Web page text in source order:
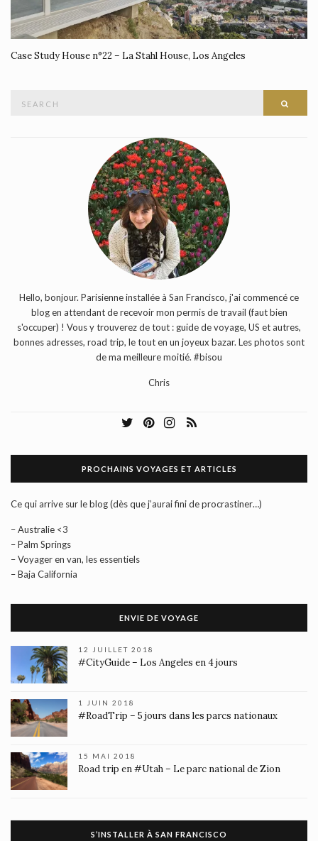
Case Study House n°22 – La Stahl House, Los Angeles
Hello, bonjour. Parisienne installée à San Francisco, j'ai commencé ce
blog en attendant de recevoir mon permis de travail (faut bien
s'occuper) ! Vous y trouverez de tout : guide de voyage, US et autres,
bonnes adresses, road trip, le tout en un joyeux bazar. Les photos sont
de ma meilleure moitié. #bisou
Chris
PROCHAINS VOYAGES ET ARTICLES
Ce qui arrive sur le blog (dès que j’aurai fini de procrastiner…)
– Australie <3
– Palm Springs
– Voyager en van, les essentiels
– Baja California
ENVIE DE VOYAGE
12 JUILLET 2018
#CityGuide – Los Angeles en 4 jours
1 JUIN 2018
#RoadTrip – 5 jours dans les parcs nationaux
15 MAI 2018
Road trip en #Utah – Le parc national de Zion
S’INSTALLER À SAN FRANCISCO